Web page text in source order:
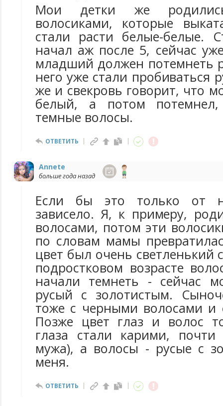
Мои детки же
волосиками, которые
стали расти белые-белые.
начал аж после 5, сейчас
младший должен потемнеть
него уже стали пробиваться
же и свекровь говорит, что
белый, а потом
темные волосы.
ОТВЕТИТЬ
Annete
больше года назад
Если бы это только от
зависело. Я, к примеру,
волосами, потом эти
по словам мамы
цвет был очень светленький
подростковом возрасте
начали темнеть - сейчас
русый с золотистым.
тоже с черными волосами и
Позже цвет глаз и волос
глаза стали карими,
мужа), а волосы - русые с
меня.
ОТВЕТИТЬ